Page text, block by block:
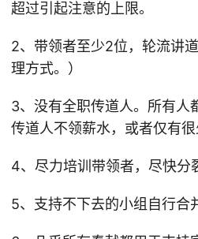
超过引起注意的上限。
2、带领者至少2位，轮流讲
理方式。）
3、没有全职传道人。所有人
传道人不领薪水，或者仅有很
4、尽力培训带领者，尽快分
5、支持不下去的小组自行合